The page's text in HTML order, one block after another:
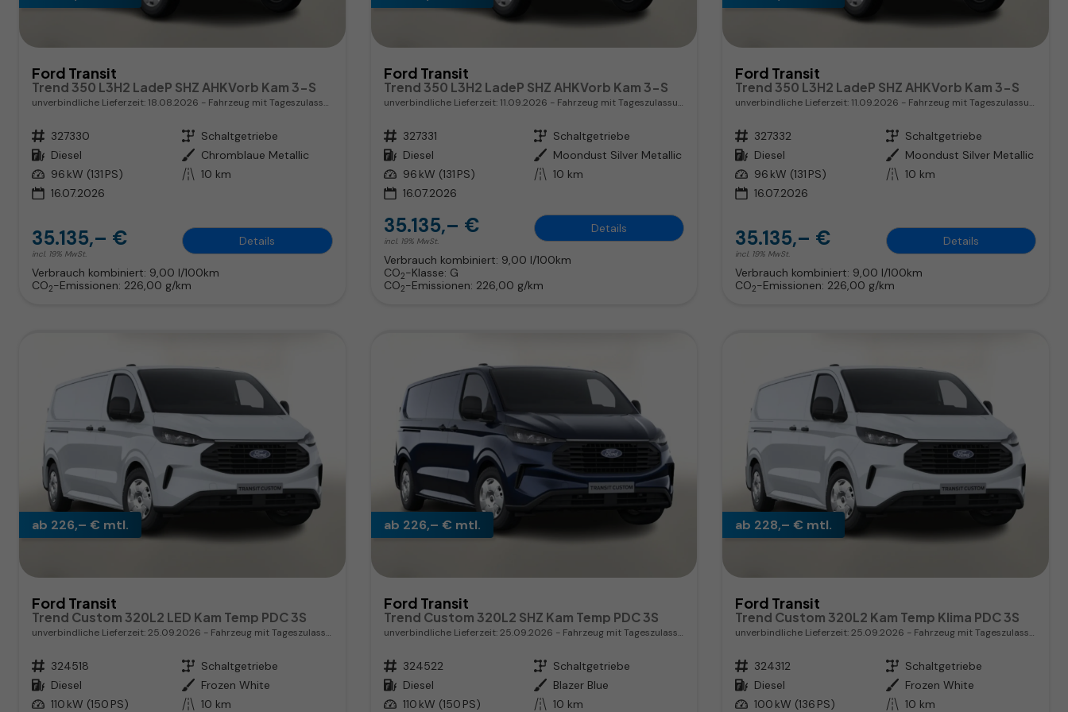
Ford Transit
Trend 350 L3H2 LadeP SHZ AHKVorb Kam 3-S
unverbindliche Lieferzeit: 18.08.2026 Fahrzeug mit Tageszulassung
Fahrzeugnr. 327330 Getriebe Schaltgetriebe
Kraftstoff Diesel Außenfarbe Chromblaue Metallic
Leistung 96 kW (131 PS) Kilometerstand 10 km
16.07.2026
35.135,– €
incl. 19% MwSt.
Details
Verbrauch kombiniert: 9,00 l/100km
CO2-Emissionen: 226,00 g/km
Ford Transit
Trend 350 L3H2 LadeP SHZ AHKVorb Kam 3-S
unverbindliche Lieferzeit: 11.09.2026 Fahrzeug mit Tageszulassung
Fahrzeugnr. 327331 Getriebe Schaltgetriebe
Kraftstoff Diesel Außenfarbe Moondust Silver Metallic
Leistung 96 kW (131 PS) Kilometerstand 10 km
16.07.2026
35.135,– €
incl. 19% MwSt.
Details
Verbrauch kombiniert: 9,00 l/100km
CO2-Klasse: G
CO2-Emissionen: 226,00 g/km
Ford Transit
Trend 350 L3H2 LadeP SHZ AHKVorb Kam 3-S
unverbindliche Lieferzeit: 11.09.2026 Fahrzeug mit Tageszulassung
Fahrzeugnr. 327332 Getriebe Schaltgetriebe
Kraftstoff Diesel Außenfarbe Moondust Silver Metallic
Leistung 96 kW (131 PS) Kilometerstand 10 km
16.07.2026
35.135,– €
incl. 19% MwSt.
Details
Verbrauch kombiniert: 9,00 l/100km
CO2-Emissionen: 226,00 g/km
ab 226,– € mtl.
Ford Transit
Trend Custom 320L2 LED Kam Temp PDC 3S
unverbindliche Lieferzeit:25.09.2026 Fahrzeug mit Tageszulassung
Fahrzeugnr. 324518 Getriebe Schaltgetriebe
Kraftstoff Diesel Außenfarbe Frozen White
Leistung 110 kW (150 PS) Kilometerstand 10 km
ab 226,– € mtl.
Ford Transit
Trend Custom 320L2 SHZ Kam Temp PDC 3S
unverbindliche Lieferzeit:25.09.2026 Fahrzeug mit Tageszulassung
Fahrzeugnr. 324522 Getriebe Schaltgetriebe
Kraftstoff Diesel Außenfarbe Blazer Blue
Leistung 110 kW (150 PS) Kilometerstand 10 km
ab 228,– € mtl.
Ford Transit
Trend Custom 320L2 Kam Temp Klima PDC 3S
unverbindliche Lieferzeit:25.09.2026 Fahrzeug mit Tageszulassung
Fahrzeugnr. 324312 Getriebe Schaltgetriebe
Kraftstoff Diesel Außenfarbe Frozen White
Leistung 100 kW (136 PS) Kilometerstand 10 km